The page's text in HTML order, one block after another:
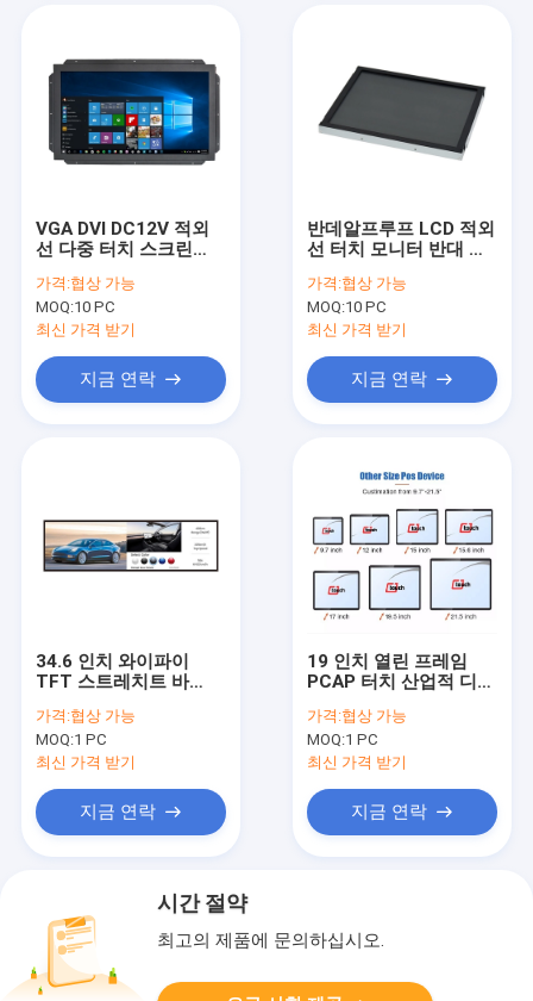
VGA DVI DC12V 적외
선 다중 터치 스크린
가격:협상 가능
MOQ:10 PC
최신 가격 받기
지금 연락
반데알프루프 LCD 적외
선 터치 모니터 반대 글
가격:협상 가능
MOQ:10 PC
최신 가격 받기
지금 연락
34.6 인치 와이파이
TFT 스트레치트 바
바깥변두리 스트레치트
바 LCD 스크린
가격:협상 가능
MOQ:1 PC
최신 가격 받기
지금 연락
19 인치 열린 프레임
PCAP 터치 산업적 디스
스크린 모니터
가격:협상 가능
MOQ:1 PC
최신 가격 받기
지금 연락
시간 절약
최고의 제품에 문의하십시오.